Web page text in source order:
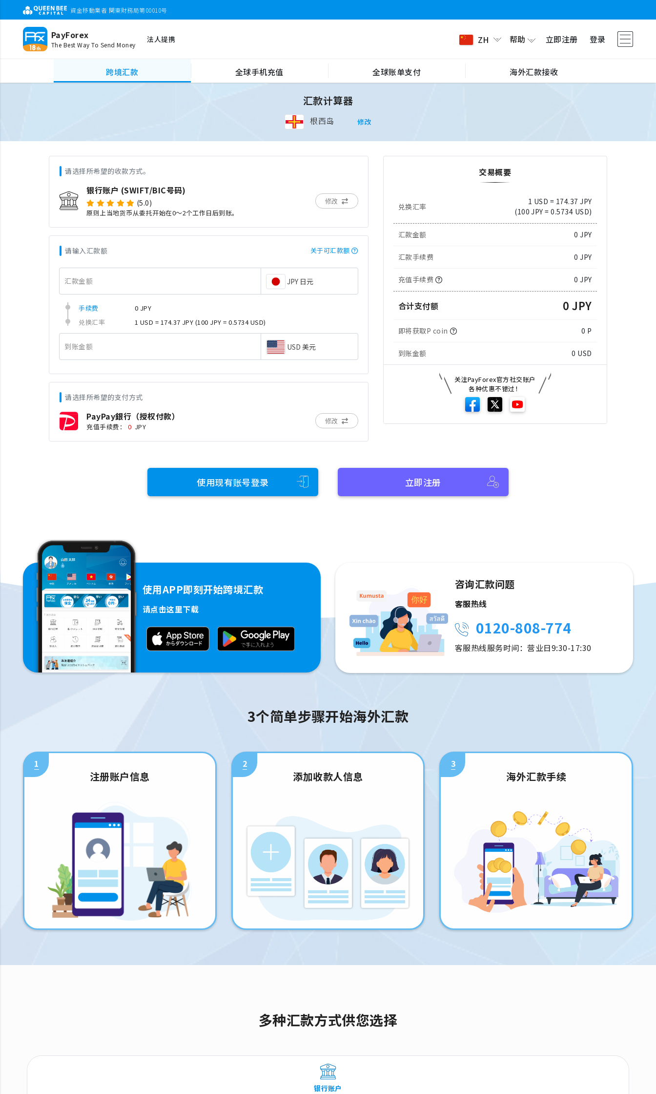
資金移動業者 関東財務局第00010号
PayForex
The Best Way To Send Money
法人提携 ZH 帮助 立即注册 登录
跨境汇款 全球手机充值 全球账单支付 海外汇款接收
汇款计算器
根西岛 修改
请选择所希望的收款方式。
银行账户 (SWIFT/BIC号码)
(5.0)
原则上当地货币从委托开始在0～2个工作日后到账。
修改
请输入汇款额 关于可汇款额
汇款金额 JPY 日元
手续费
0 JPY
兑换汇率
1 USD = 174.37 JPY (100 JPY = 0.5734 USD)
到账金额 USD 美元
请选择所希望的支付方式
PayPay銀行（授权付款）
充值手续费： 0 JPY
修改
交易概要
兑换汇率
1 USD = 174.37 JPY
(100 JPY = 0.5734 USD)
汇款金额 0 JPY
汇款手续费 0 JPY
充值手续费 0 JPY
合计支付额 0 JPY
即将获取P coin 0 P
到账金额 0 USD
关注PayForex官方社交账户
各种优惠不错过！
使用现有账号登录 立即注册
使用APP即刻开始跨境汇款
请点击这里下载
咨询汇款问题
客服热线
0120-808-774
客服热线服务时间：营业日9:30-17:30
3个简单步骤开始海外汇款
1
注册账户信息
2
添加收款人信息
3
海外汇款手续
多种汇款方式供您选择
银行账户